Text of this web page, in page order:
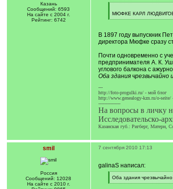
Казань
Сообщений: 6593
На сайте с 2004 г.
Рейтинг: 6742
q
]
МЮФКЕ КАРЛ
[
]
В 1897 году выпускник
директора Мюфке сразу
Почти одновременно с
предпринимателя А. К.
углового балкона с
Оба здания чрезвычайно
---
http://foto-progulki.ru/ - мой блог
http://www.genealogy-kzn.ru/o-seite/
---------------
На вопросы в личку
Исследовательско-
Казанская губ.: Ригберг, Матерн,
smil
Россия
Сообщений: 12028
На сайте с 2010 г.
7 сентября 2010 17:13
galinaS написал:
[
q
Оба здания чрезвычайно
[